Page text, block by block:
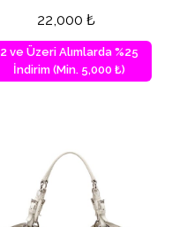
22,000 ₺
2 ve Üzeri Alımlarda %25
İndirim (Min. 5,000 ₺)